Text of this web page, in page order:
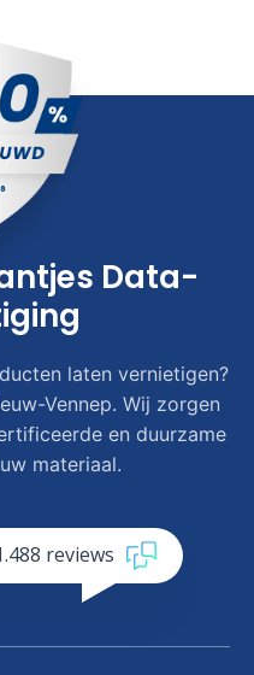
Data-
laten vernietigen?
Vennep. Wij zorgen
en duurzame
materiaal.
reviews